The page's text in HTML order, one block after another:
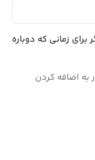
زمانی که دوباره
به اضافه کردن